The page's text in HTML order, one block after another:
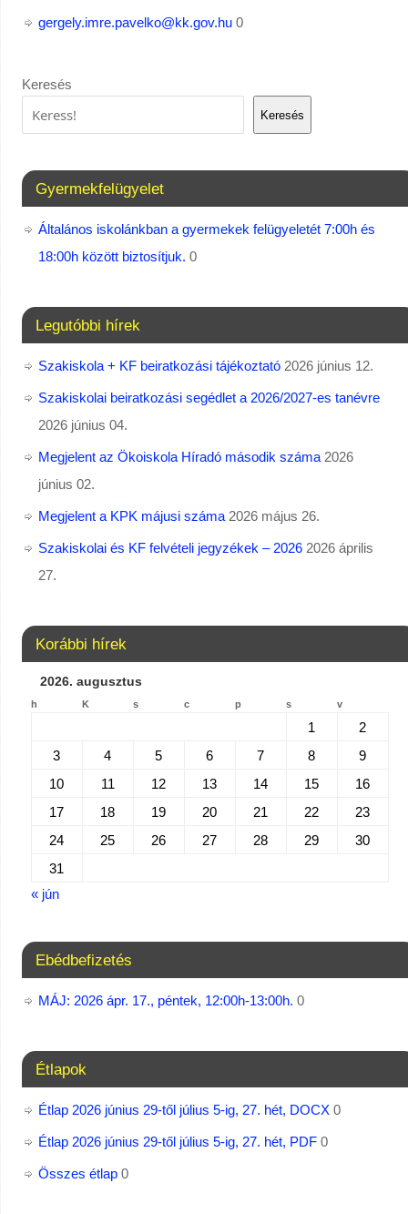
gergely.imre.pavelko@kk.gov.hu0
Keresés
Keresés
Gyermekfelügyelet
Általános iskolánkban a gyermekek felügyeletét 7:00h és
18:00h között biztosítjuk. 0
Legutóbbi hírek
Szakiskola + KF beiratkozási tájékoztató 2026 június 12.
Szakiskolai beiratkozási segédlet a 2026/2027-es tanévre
2026 június 04.
Megjelent az Ökoiskola Híradó második száma 2026
június 02.
Megjelent a KPK májusi száma 2026 május 26.
Szakiskolai és KF felvételi jegyzékek – 2026 2026 április
27.
Korábbi hírek
2026. augusztus
h K s c p s v
1
2
3
4 5 6 7 8
9
10
11 12 13 14 15
16
17
18 19 20 21 22
23
24
25 26 27 28 29
30
31
« jún
Ebédbefizetés
MÁJ: 2026 ápr. 17., péntek, 12:00h-13:00h. 0
Étlapok
Étlap 2026 június 29-től július 5-ig, 27. hét, DOCX0
Étlap 2026 június 29-től július 5-ig, 27. hét, PDF0
Összes étlap0